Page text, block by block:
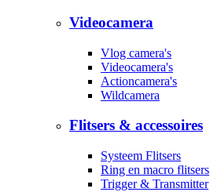
Videocamera
Vlog camera's
Videocamera's
Actioncamera's
Wildcamera
Flitsers & accessoires
Systeem Flitsers
Ring en macro flitsers
Trigger & Transmitter